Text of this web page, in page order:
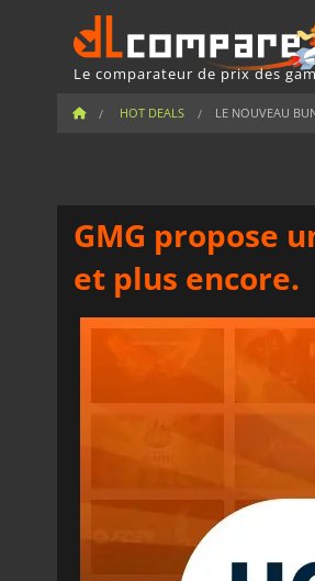
Le comparateur de prix des
HOT DEALS LE NOUVEAU
GMG propose
et plus encore.